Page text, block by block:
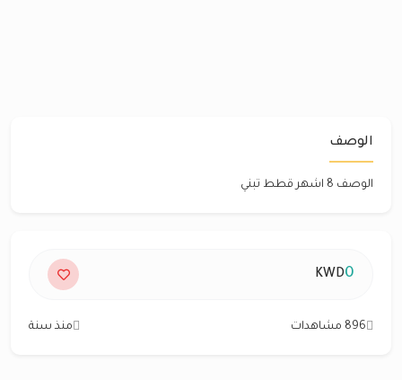
الوصف
الوصف 8 اشهر قطط تبني
0
KWD
896 مشاهدات منذ سنة